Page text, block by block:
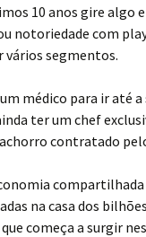
10 anos gire algo
notoriedade com
vários segmentos.
médico para ir até a
ter um chef
contratado
na casa dos
começa a surgir